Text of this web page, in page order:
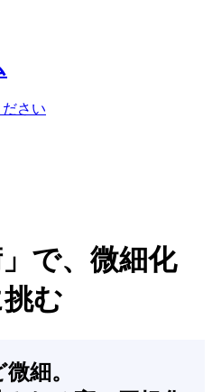
さい
」で、微細化
む
細。